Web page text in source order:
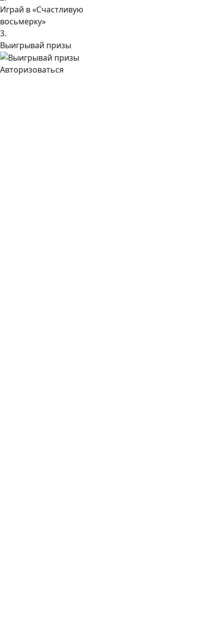
Играй в «Счастливую
восьмерку»
3.
Выигрывай призы
Авторизоваться